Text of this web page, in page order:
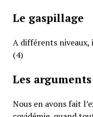
Le gaspillage
A différents niveaux,
(4)
Les
Nous en avons fait